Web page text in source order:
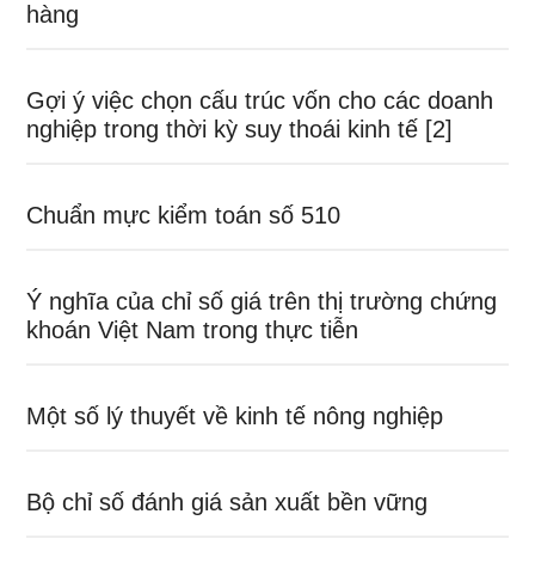
hàng
Gợi ý việc chọn cấu trúc vốn cho các doanh
nghiệp trong thời kỳ suy thoái kinh tế [2]
Chuẩn mực kiểm toán số 510
Ý nghĩa của chỉ số giá trên thị trường chứng
khoán Việt Nam trong thực tiễn
Một số lý thuyết về kinh tế nông nghiệp
Bộ chỉ số đánh giá sản xuất bền vững